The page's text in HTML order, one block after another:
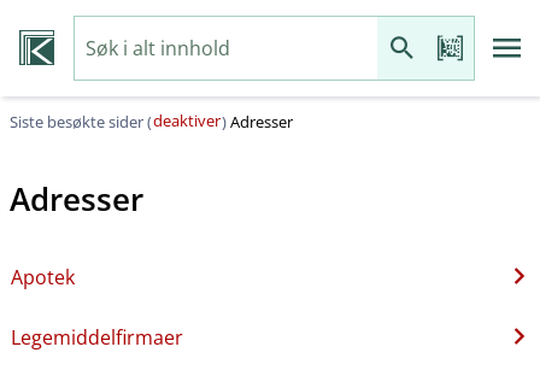
Siste besøkte sider (deaktiver)Adresser
Adresser
Apotek
Legemiddelfirmaer